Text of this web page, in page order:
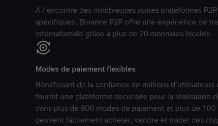
À l’encontre des nombreuses autres plateformes
spécifiques, Binance P2P offre une expérience de
internationale grâce à plus de 70 monnaies locales.
Modes de paiement flexibles
Bénéficiant de la confiance de millions d’utilisateurs
fournit une plateforme sécurisée pour la réalisation
dans plus de 800 modes de paiement et plus de
peuvent facilement acheter, vendre et trader des